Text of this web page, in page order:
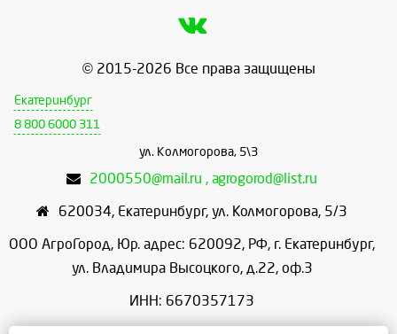
© 2015-2026 Все права защищены
Екатеринбург
8 800 6000 311
ул. Колмогорова, 5\3
2000550@mail.ru , agrogorod@list.ru
620034, Екатеринбург, ул. Колмогорова, 5/3
ООО АгроГород, Юр. адрес: 620092, РФ, г. Екатеринбург,
ул. Владимира Высоцкого, д.22, оф.3
ИНН: 6670357173